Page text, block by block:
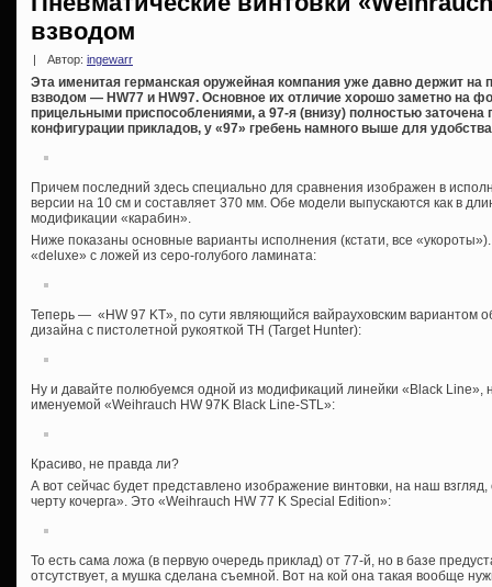
взводом
| Автор: ingewarr
Эта именитая германская оружейная компания уже давно держит
взводом — HW77 и HW97. Основное их отличие хорошо заметно на
прицельными приспособлениями, а 97-я (внизу) полностью
конфигурации прикладов, у «97» гребень намного выше для
Причем последний здесь специально для сравнения изображен в
версии на 10 см и составляет 370 мм. Обе модели выпускаются как в
модификации «карабин».
Ниже показаны основные варианты исполнения (кстати, все
«deluxe» с ложей из серо-голубого ламината:
Теперь — «HW 97 KT», по сути являющийся вайрауховским вариантом
дизайна с пистолетной рукояткой ТН (Target Hunter):
Ну и давайте полюбуемся одной из модификаций линейки «Black
именуемой «Weihrauch HW 97K Black Line-STL»:
Красиво, не правда ли?
А вот сейчас будет представлено изображение винтовки, на наш
черту кочерга». Это «Weihrauch HW 77 K Special Edition»:
То есть сама ложа (в первую очередь приклад) от 77-й, но в базе
отсутствует, а мушка сделана съемной. Вот на кой она такая вообще